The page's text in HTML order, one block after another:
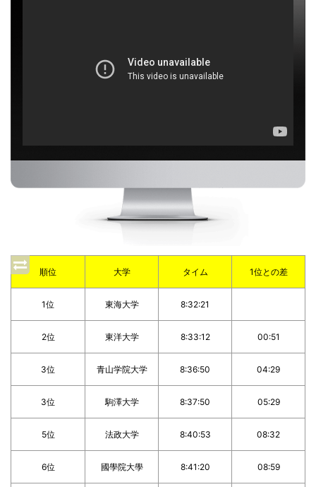
順位 大学 タイム 1位との差
1位 東海大学 8:32:21
2位 東洋大学 8:33:12 00:51
3位 青山学院大学 8:36:50 04:29
3位 駒澤大学 8:37:50 05:29
5位 法政大学 8:40:53 08:32
6位 國學院大學 8:41:20 08:59